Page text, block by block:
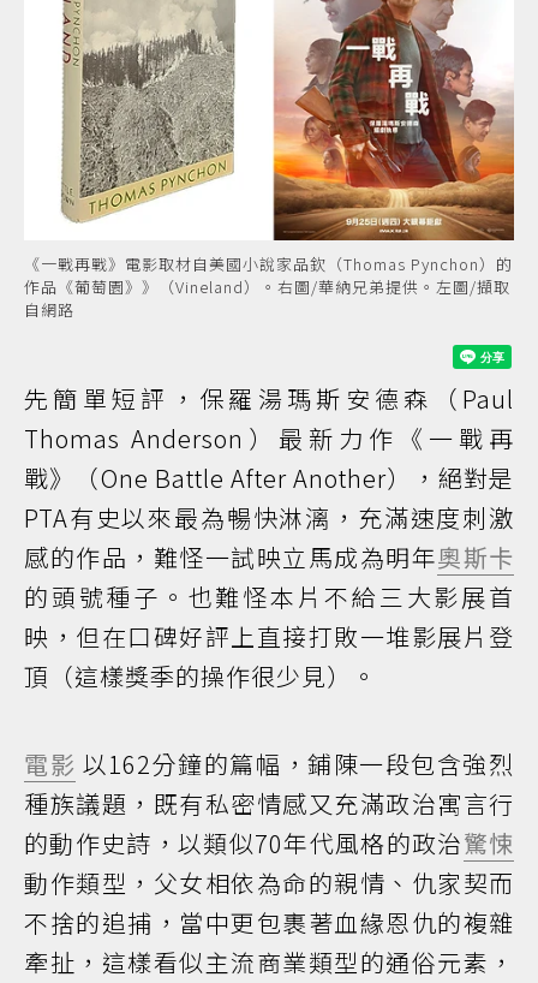
《一戰再戰》電影取材自美國小說家品欽（Thomas Pynchon）的
作品《葡萄園》》（Vineland）。右圖/華納兄弟提供。左圖/擷取
自網路
先簡單短評，保羅湯瑪斯安德森（Paul
Thomas Anderson）最新力作《一戰再
戰》（One Battle After Another），絕對是
PTA有史以來最為暢快淋漓，充滿速度刺激
感的作品，難怪一試映立馬成為明年奧斯卡
的頭號種子。也難怪本片不給三大影展首
映，但在口碑好評上直接打敗一堆影展片登
頂（這樣獎季的操作很少見）。
電影 以162分鐘的篇幅，鋪陳一段包含強烈
種族議題，既有私密情感又充滿政治寓言行
的動作史詩，以類似70年代風格的政治驚悚
動作類型，父女相依為命的親情、仇家契而
不捨的追捕，當中更包裹著血緣恩仇的複雜
牽扯，這樣看似主流商業類型的通俗元素，